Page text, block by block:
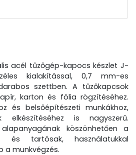
acél tűzőgép-kapocs készlet J-
kialakítással, 0,7 mm-es
szettben. A tűzőkapcsok
karton és fólia rögzítéséhez.
és belsőépítészeti munkákhoz,
elkészítéséhez is nagyszerű.
köszönhetően a
és tartósak, használatukkal
a munkvégzés.